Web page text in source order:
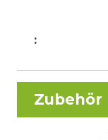
:
Zubehör